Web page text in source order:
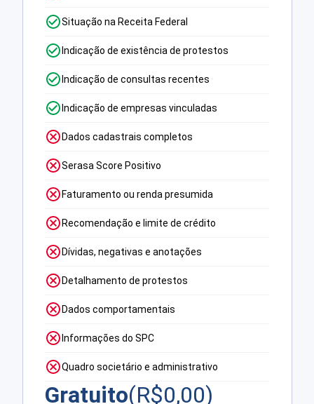
Situação na Receita Federal
Indicação de existência de protestos
Indicação de consultas recentes
Indicação de empresas vinculadas
Dados cadastrais completos
Serasa Score Positivo
Faturamento ou renda presumida
Recomendação e limite de crédito
Dívidas, negativas e anotações
Detalhamento de protestos
Dados comportamentais
Informações do SPC
Quadro societário e administrativo
Gratuito(R$0,00)